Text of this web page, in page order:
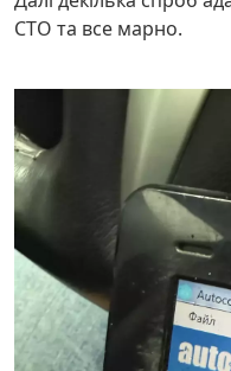
СТО та все марно.